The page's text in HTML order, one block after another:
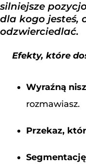
silniejsze
dla kogo jesteś,
odzwierciedlać.
Efekty, które
Wyraźną
rozmawiasz.
Przekaz,